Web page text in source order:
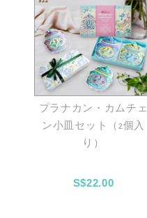
プラナカン・カムチェ
ン小皿セット（2個入
り）
S$22.00